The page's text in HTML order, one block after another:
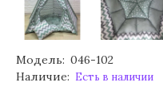
Модель: 046-102
Наличие: Есть в наличии